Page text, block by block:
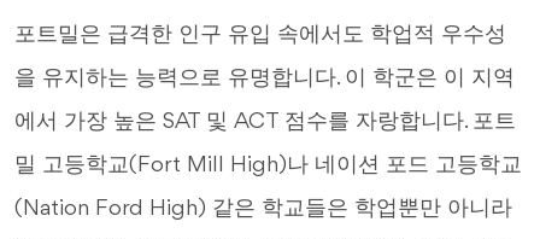
포트밀은 급격한 인구 유입 속에서도 학업적 우수성
을 유지하는 능력으로 유명합니다. 이 학군은 이 지역
에서 가장 높은 SAT 및 ACT 점수를 자랑합니다. 포트
밀 고등학교(Fort Mill High)나 네이션 포드 고등학교
(Nation Ford High) 같은 학교들은 학업뿐만 아니라